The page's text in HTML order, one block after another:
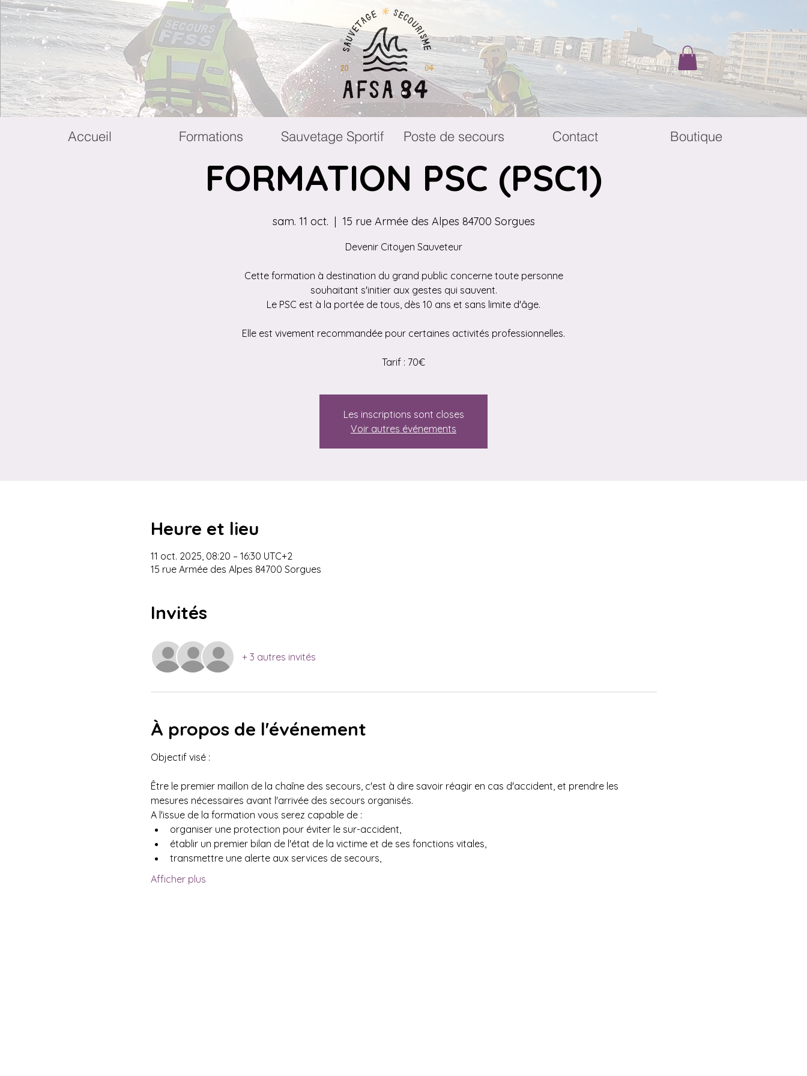
FORMATION PSC (PSC1)
sam. 11 oct.
  |
15 rue Armée des Alpes 84700 Sorgues
Devenir Citoyen Sauveteur
Cette formation à destination du grand public concerne toute personne
souhaitant s'initier aux gestes qui sauvent.
Le PSC est à la portée de tous, dès 10 ans et sans limite d'âge.
Elle est vivement recommandée pour certaines activités professionnelles.
Tarif : 70€
Les inscriptions sont closes
Voir autres événements
Heure et lieu
11 oct. 2025, 08:20 – 16:30 UTC+2
15 rue Armée des Alpes 84700 Sorgues
Invités
+ 3 autres invités
À propos de l'événement
Objectif visé :
Être le premier maillon de la chaîne des secours, c'est à dire savoir réagir en cas d'accident, et prendre les
mesures nécessaires avant l'arrivée des secours organisés.
A l'issue de la formation vous serez capable de :
organiser une protection pour éviter le sur-accident,
établir un premier bilan de l'état de la victime et de ses fonctions vitales,
transmettre une alerte aux services de secours,
Afficher plus
Accueil Formations Sauvetage Sportif Poste de secours Contact Boutique